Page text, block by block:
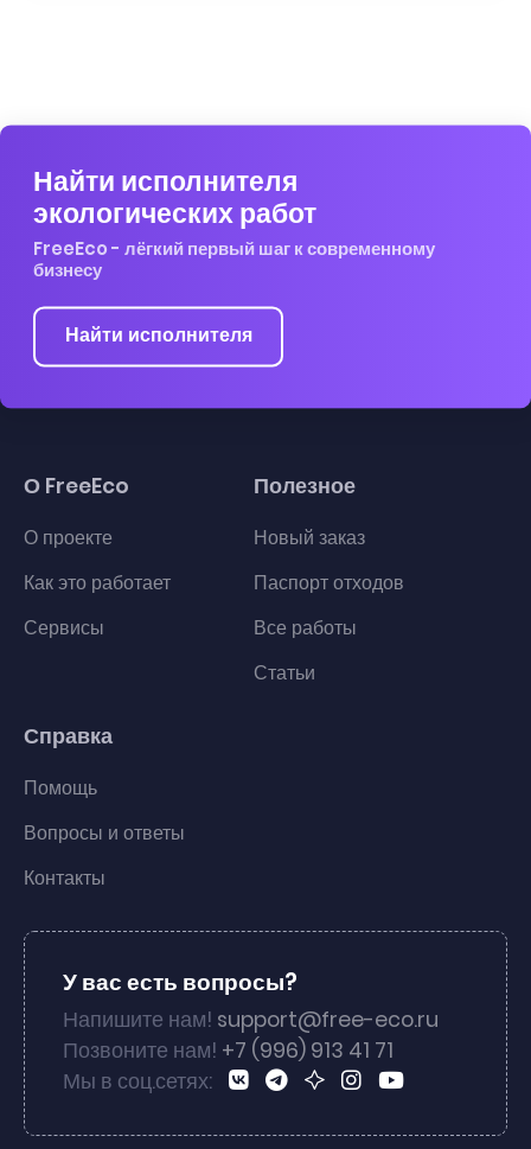
Найти исполнителя
экологических работ
FreeEco - лёгкий первый шаг к современному
бизнесу
Найти исполнителя
О FreeEco
О проекте
Как это работает
Сервисы
Полезное
Новый заказ
Паспорт отходов
Все работы
Статьи
Справка
Помощь
Вопросы и ответы
Контакты
У вас есть вопросы?
Напишите нам! support@free-eco.ru
Позвоните нам! +7 (996) 913 41 71
Мы в соц.сетях: